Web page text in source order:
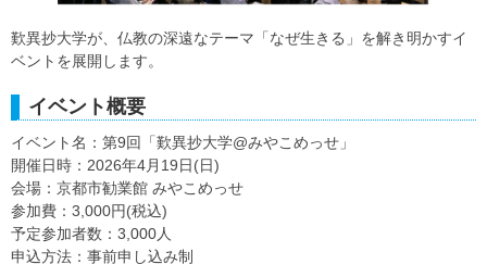
歎異抄大学が、仏教の深遠なテーマ「なぜ生きる」を解き明かすイ
ベントを展開します。
イベント概要
イベント名：第9回「歎異抄大学@みやこめっせ」
開催日時：2026年4月19日(日)
会場：京都市勧業館 みやこめっせ
参加費：3,000円(税込)
予定参加者数：3,000人
申込方法：事前申し込み制